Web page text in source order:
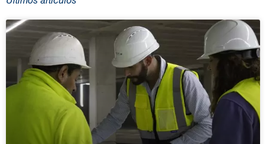
Últimos artículos